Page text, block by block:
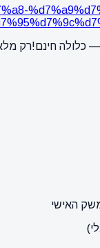
רק
האישי